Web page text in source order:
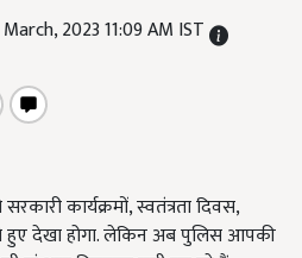
2023 11:09 AM IST
कार्यक्रमों, स्वतंत्रता दिवस,
हुए देखा होगा. लेकिन अब पुलिस आपकी